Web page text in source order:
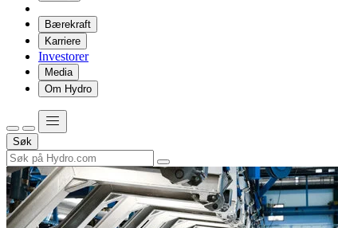
Bærekraft
Karriere
Investorer
Media
Om Hydro
Søk